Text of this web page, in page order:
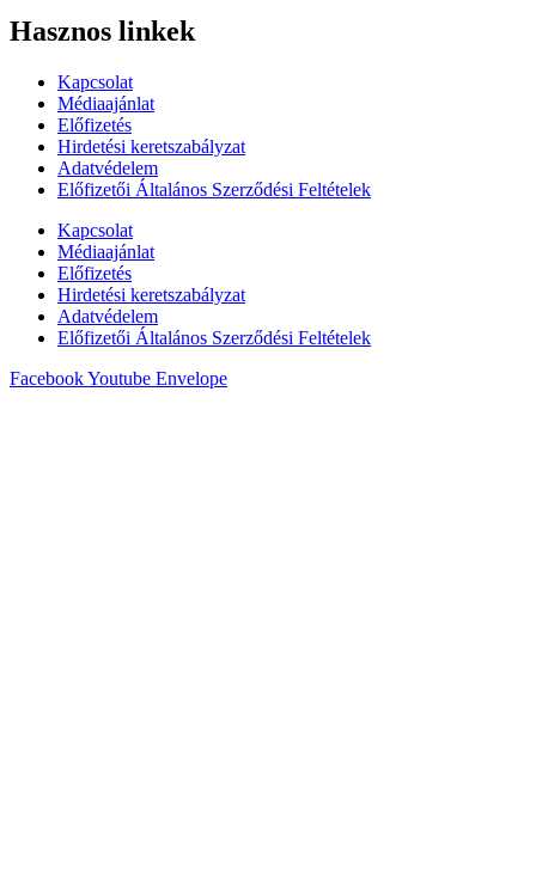
Hasznos linkek
Kapcsolat
Médiaajánlat
Előfizetés
Hirdetési keretszabályzat
Adatvédelem
Előfizetői Általános Szerződési Feltételek
Kapcsolat
Médiaajánlat
Előfizetés
Hirdetési keretszabályzat
Adatvédelem
Előfizetői Általános Szerződési Feltételek
FacebookYoutube Envelope